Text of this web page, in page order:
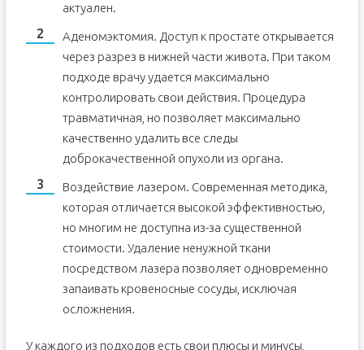
актуален.
Аденомэктомия. Доступ к простате открывается
через разрез в нижней части живота. При таком
подходе врачу удается максимально
контролировать свои действия. Процедура
травматичная, но позволяет максимально
качественно удалить все следы
доброкачественной опухоли из органа.
Воздействие лазером. Современная методика,
которая отличается высокой эффективностью,
но многим не доступна из-за существенной
стоимости. Удаление ненужной ткани
посредством лазера позволяет одновременно
запаивать кровеносные сосуды, исключая
осложнения.
У каждого из подходов есть свои плюсы и минусы,